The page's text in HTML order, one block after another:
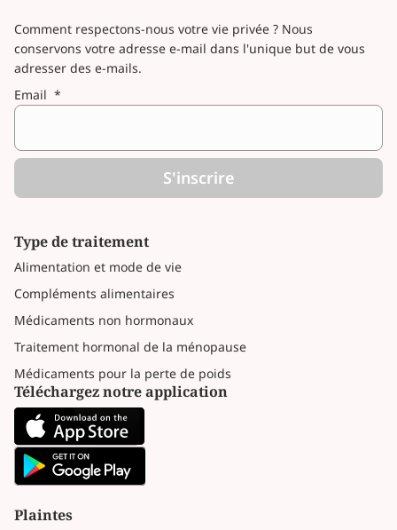
Type de traitement
Alimentation et mode de vie
Compléments alimentaires
Médicaments non hormonaux
Traitement hormonal de la ménopause
Médicaments pour la perte de poids
Téléchargez notre application
Plaintes
Email *
S'inscrire
Comment respectons-nous votre vie privée ? Nous
conservons votre adresse e-mail dans l'unique but de vous
adresser des e-mails.